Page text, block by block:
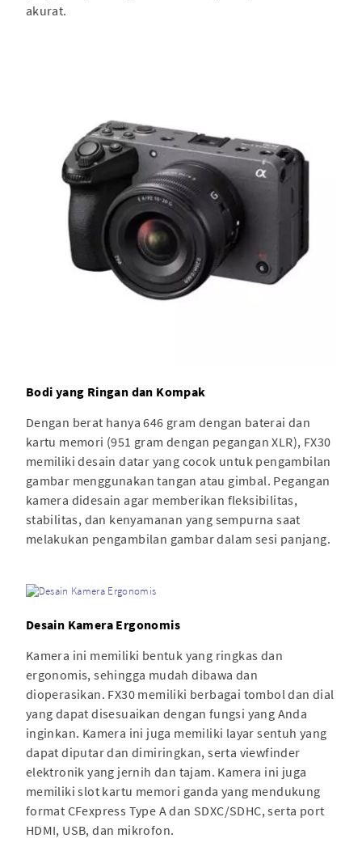
akurat.
Bodi yang Ringan dan Kompak
Dengan berat hanya 646 gram dengan baterai dan
kartu memori (951 gram dengan pegangan XLR), FX30
memiliki desain datar yang cocok untuk pengambilan
gambar menggunakan tangan atau gimbal. Pegangan
kamera didesain agar memberikan fleksibilitas,
stabilitas, dan kenyamanan yang sempurna saat
melakukan pengambilan gambar dalam sesi panjang.
Desain Kamera Ergonomis
Kamera ini memiliki bentuk yang ringkas dan
ergonomis, sehingga mudah dibawa dan
dioperasikan. FX30 memiliki berbagai tombol dan dial
yang dapat disesuaikan dengan fungsi yang Anda
inginkan. Kamera ini juga memiliki layar sentuh yang
dapat diputar dan dimiringkan, serta viewfinder
elektronik yang jernih dan tajam. Kamera ini juga
memiliki slot kartu memori ganda yang mendukung
format CFexpress Type A dan SDXC/SDHC, serta port
HDMI, USB, dan mikrofon.